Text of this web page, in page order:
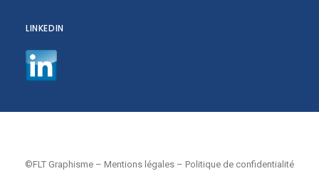
LINKEDIN
©FLT Graphisme – Mentions légales – Politique de confidentialité